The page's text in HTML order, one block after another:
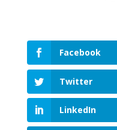
Facebook
Twitter
LinkedIn